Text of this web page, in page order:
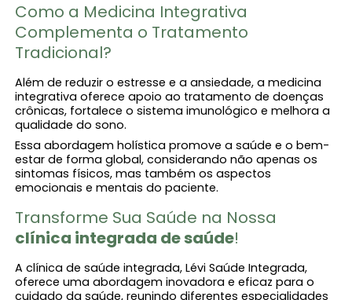
Como a Medicina Integrativa
Complementa o Tratamento
Tradicional?
Além de reduzir o estresse e a ansiedade, a medicina
integrativa oferece apoio ao tratamento de doenças
crônicas, fortalece o sistema imunológico e melhora a
qualidade do sono.
Essa abordagem holística promove a saúde e o bem-
estar de forma global, considerando não apenas os
sintomas físicos, mas também os aspectos
emocionais e mentais do paciente.
Transforme Sua Saúde na Nossa
clínica integrada de saúde!
A clínica de saúde integrada, Lévi Saúde Integrada,
oferece uma abordagem inovadora e eficaz para o
cuidado da saúde, reunindo diferentes especialidades